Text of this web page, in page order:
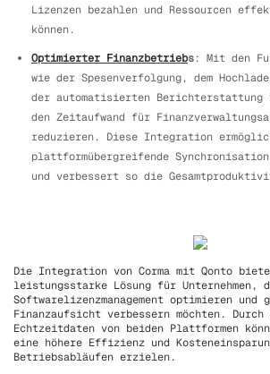
Lizenzen bezahlen und Ressourcen
können.
Optimierter Finanzbetriebs: Mit den
wie der Spesenverfolgung, dem
der automatisierten Berichterstattung
den Zeitaufwand für
reduzieren. Diese Integration
plattformübergreifende
und verbessert so die
Die Integration von Corma mit Qonto
leistungsstarke Lösung für Unternehmen,
Softwarelizenzmanagement optimieren
Finanzaufsicht verbessern möchten. Durch
Echtzeitdaten von beiden Plattformen
eine höhere Effizienz und
Betriebsabläufen erzielen.